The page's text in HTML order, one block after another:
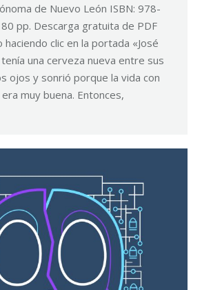
de Nuevo León ISBN: 978-
pp. Descarga gratuita de PDF
clic en la portada «José
una cerveza nueva entre sus
ojos y sonrió porque la vida con
muy buena. Entonces,